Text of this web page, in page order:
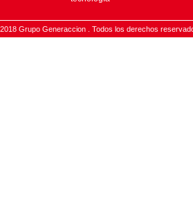
2018 Grupo Generaccion . Todos los derechos